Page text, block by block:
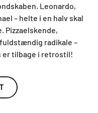
Leonardo,
– helte i en halv skal
Pizzaelskende,
radikale –
er tilbage i retrostil!